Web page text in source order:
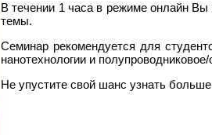
В течении 1 часа в режиме онлайн
темы.
Семинар рекомендуется для
нанотехнологии и
Не упустите свой шанс узнать